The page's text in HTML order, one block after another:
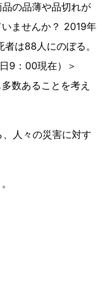
の品薄や品切れが
ませんか？ 2019年
は88人にのぼる。
9：00現在）＞
数あることを考え
人々の災害に対す